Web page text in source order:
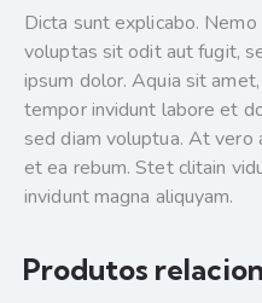
Dicta sunt explicabo.
voluptas sit odit aut fugit,
ipsum dolor. Aquia sit
tempor invidunt labore et
sed diam voluptua. At vero
et ea rebum. Stet clitain
invidunt magna aliquyam.
Produtos